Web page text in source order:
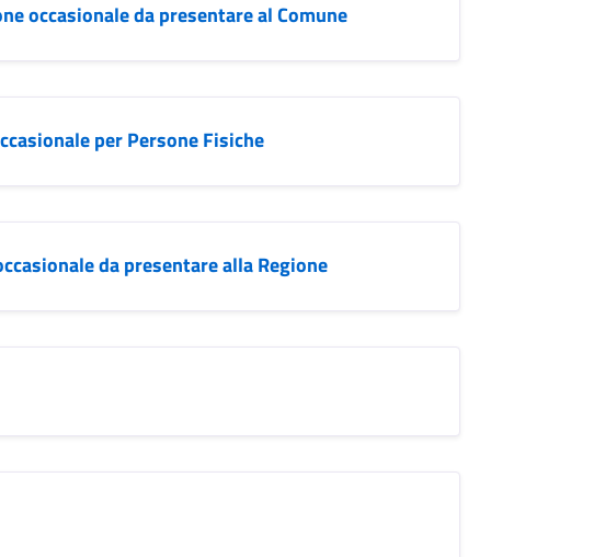
occasionale da presentare al Comune
per Persone Fisiche
da presentare alla Regione